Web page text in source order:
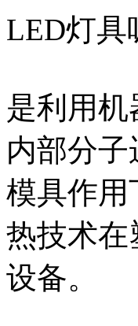
LED灯具
是利用
内部分
模具作用
热技术在
设备。